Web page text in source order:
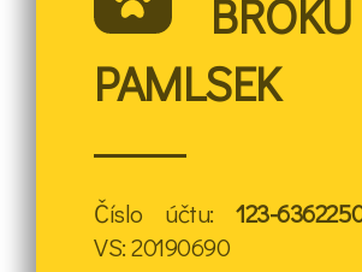
BROKU
PAMLSEK
Číslo účtu: 123-
VS: 20190690